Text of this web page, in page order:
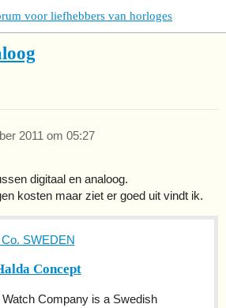
voor liefhebbers van horloges
2011 om 05:27
digitaal en analoog.
kosten maar ziet er goed uit vindt ik.
SWEDEN
Concept
Watch Company is a Swedish